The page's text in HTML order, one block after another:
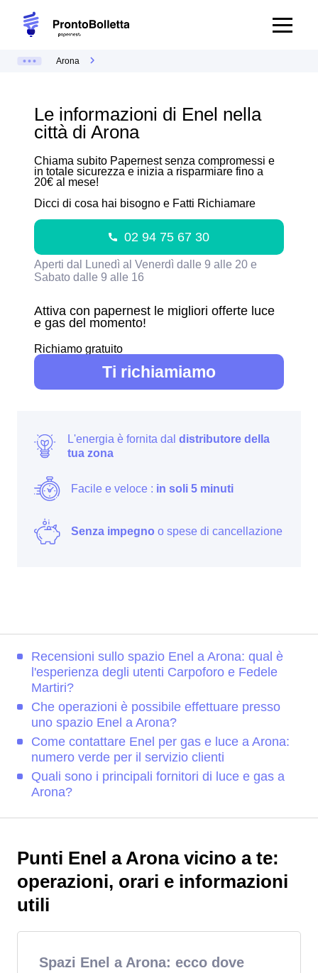
Arona
Attiva con papernest le migliori offerte luce
e gas del momento!
Le informazioni di Enel nella
città di Arona
Chiama subito Papernest senza compromessi e
in totale sicurezza e inizia a risparmiare fino a
20€ al mese!
Dicci di cosa hai bisogno e Fatti Richiamare
02 94 75 67 30
Aperti dal Lunedì al Venerdì dalle 9 alle 20 e
Sabato dalle 9 alle 16
Richiamo gratuito
Ti richiamiamo
L'energia è fornita dal distributore della
tua zona
Facile e veloce : in soli 5 minuti
Senza impegno o spese di cancellazione
Recensioni sullo spazio Enel a Arona: qual è
l'esperienza degli utenti Carpoforo e Fedele
Martiri?
Che operazioni è possibile effettuare presso
uno spazio Enel a Arona?
Come contattare Enel per gas e luce a Arona:
numero verde per il servizio clienti
Quali sono i principali fornitori di luce e gas a
Arona?
Punti Enel a Arona vicino a te:
operazioni, orari e informazioni
utili
Spazi Enel a Arona: ecco dove